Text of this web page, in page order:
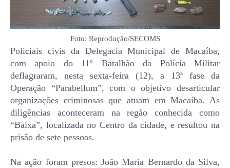
Foto: Reprodução/SECOMS
Policiais civis da Delegacia Municipal de Macaíba,
com apoio do 11º Batalhão da Polícia Militar
deflagraram, nesta sexta-feira (12), a 13ª fase da
Operação “Parabellum”, com o objetivo desarticular
organizações criminosas que atuam em Macaíba. As
diligências aconteceram na regão conhecida como
“Baixa”, localizada no Centro da cidade, e resultou na
prisão de sete pessoas.
Na ação foram presos: João Maria Bernardo da Silva,